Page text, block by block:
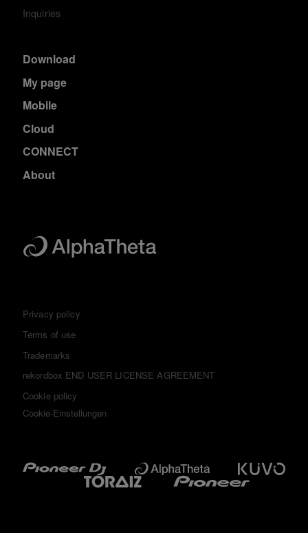
Inquiries
Download
My page
Mobile
Cloud
CONNECT
About
Privacy policy
Terms of use
Trademarks
rekordbox END USER LICENSE AGREEMENT
Cookie policy
Cookie-Einstellungen